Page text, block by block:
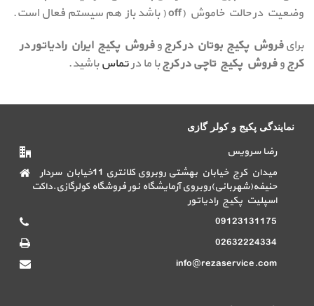
وضعيت در حالت خاموش (off ( باشد باز هم سيستم فعال است.
برایفروش پکیج بوتان در کرجوفروش پکیج ایران رادیاتور در
کرجوفروش پکیج تاچی در کرجبا ما درتماسباشید.
نمایندگی پکیج و کولر گازی
رضا سرویس
میدان کرج خیابان بهشتی روبروی کلانتری 11خیابان سردار
حنیفه(شهربانی)روبروی آزمایشگاه نور فروشگاه کولرگازی.داکت
اسپلیت پکیج رادیاتور
09123131175
02632224334
info@rezaservice.com